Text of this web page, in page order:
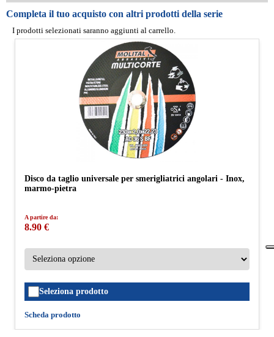
Completa il tuo acquisto con altri prodotti della serie
I prodotti selezionati saranno aggiunti al carrello.
Disco da taglio universale per smerigliatrici angolari - Inox,
marmo-pietra
A partire da:
8.90 €
Seleziona prodotto
Scheda prodotto